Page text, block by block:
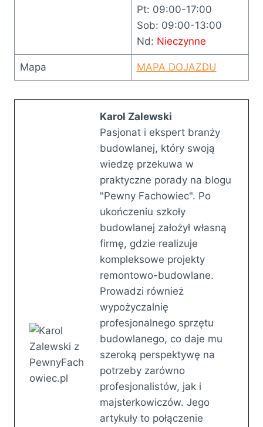
Pt: 09:00-17:00
Sob: 09:00-13:00
Nd: Nieczynne
Mapa MAPA DOJAZDU
Karol Zalewski
Pasjonat i ekspert branży
budowlanej, który swoją
wiedzę przekuwa w
praktyczne porady na blogu
"Pewny Fachowiec". Po
ukończeniu szkoły
budowlanej założył własną
firmę, gdzie realizuje
kompleksowe projekty
remontowo-budowlane.
Prowadzi również
wypożyczalnię
profesjonalnego sprzętu
budowlanego, co daje mu
szeroką perspektywę na
potrzeby zarówno
profesjonalistów, jak i
majsterkowiczów. Jego
artykuły to połączenie